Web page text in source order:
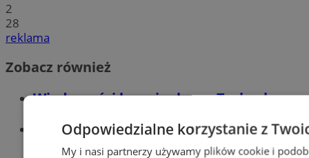
2
28
reklama
Zobacz również
Wiadomości kryminalne w Tychach
Wiadomości lokalne
Odpowiedzialne korzystanie z
My i nasi partnerzy używamy plików cookie i